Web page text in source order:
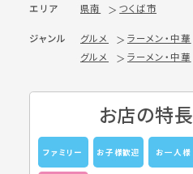
エリア 県南 つくば市
ジャンル グルメ ラーメン・中華
グルメ
ラーメン・中華
お店の特長
ファミリー お子様歓迎 お一人様